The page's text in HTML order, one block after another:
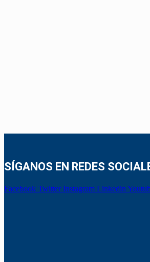
SÍGANOS EN REDES
Facebook Twitter Instagram Linkedin